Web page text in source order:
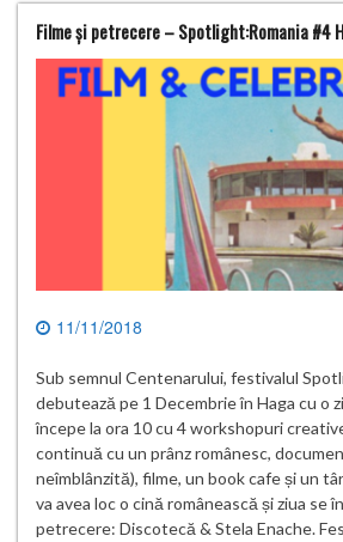
Filme și petrecere – Spotlight:Romania #4
11/11/2018
Sub semnul Centenarului, festivalul
debutează pe 1 Decembrie în Haga cu o
începe la ora 10 cu 4 workshopuri
continuă cu un prânz românesc,
neîmblânzită), filme, un book cafe și un
va avea loc o cină românească și ziua se
petrecere: Discotecă & Stela Enache.